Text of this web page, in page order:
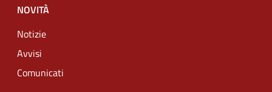
NOVITÀ
Notizie
Avvisi
Comunicati